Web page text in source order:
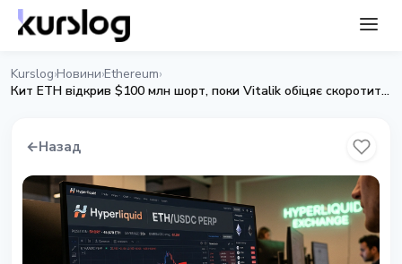
Kurslog›Новини›Ethereum›
Кит ETH відкрив $100 млн шорт, поки Vitalik обіцяє скоротити продажі EF
←Назад